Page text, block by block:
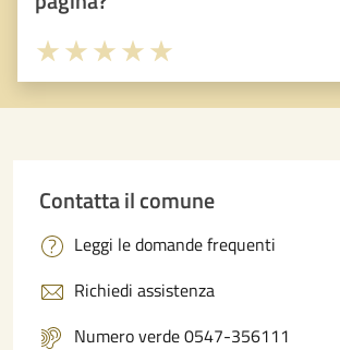
Valuta 5 stelle su 5
Valuta 4 stelle su 5
Valuta 3 stelle su 5
Valuta 2 stelle su 5
Valuta 1 stelle su 5
Contatta il comune
Leggi le domande frequenti
Richiedi assistenza
Numero verde 0547-356111